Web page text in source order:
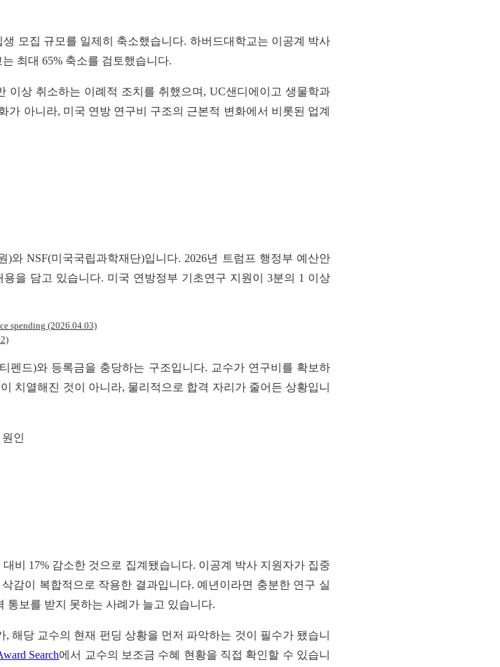
모집 규모를 일제히 축소했습니다. 하버드대학교는 이공계 박사
최대 65% 축소를 검토했습니다.
이상 취소하는 이례적 조치를 취했으며, UC샌디에이고 생물학과
가 아니라, 미국 연방 연구비 구조의 근본적 변화에서 비롯된 업계
와 NSF(미국국립과학재단)입니다. 2026년 트럼프 행정부 예산안
을 담고 있습니다. 미국 연방정부 기초연구 지원이 3분의 1 이상
spending (2026.04.03)
펜드)와 등록금을 충당하는 구조입니다. 교수가 연구비를 확보하
치열해진 것이 아니라, 물리적으로 합격 자리가 줄어든 상황입니
비 17% 감소한 것으로 집계됐습니다. 이공계 박사 지원자가 집중
감이 복합적으로 작용한 결과입니다. 예년이라면 충분한 연구 실
통보를 받지 못하는 사례가 늘고 있습니다.
해당 교수의 현재 펀딩 상황을 먼저 파악하는 것이 필수가 됐습니
Search에서 교수의 보조금 수혜 현황을 직접 확인할 수 있습니